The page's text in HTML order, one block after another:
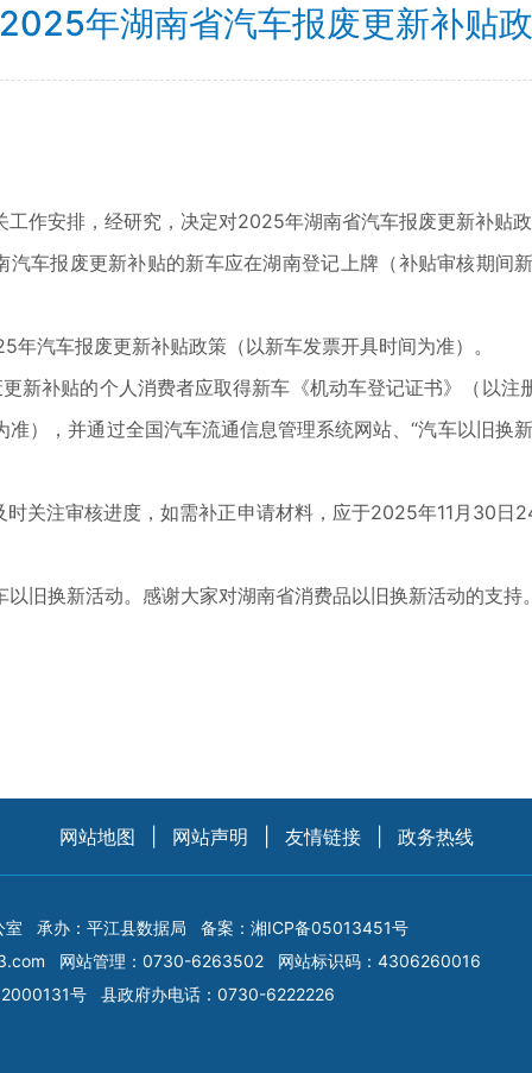
年湖南省汽车报废更新补贴
安排，经研究，决定对2025年湖南省汽车报废更新补贴
报废更新补贴的新车应在湖南登记上牌（补贴审核期间
车报废更新补贴政策（以新车发票开具时间为准）。
贴的个人消费者应取得新车《机动车登记证书》（以注
），并通过全国汽车流通信息管理系统网站、“汽车以旧换
注审核进度，如需补正申请材料，应于2025年11月30日
换新活动。感谢大家对湖南省消费品以旧换新活动的支持
网站地图 网站声明 友情链接 政务热线
室 承办：平江县数据局 备案： 湘ICP备05013451号
网站管理：0730-6263502
网站标识码：4306260016
号
县政府办电话：0730-6222226